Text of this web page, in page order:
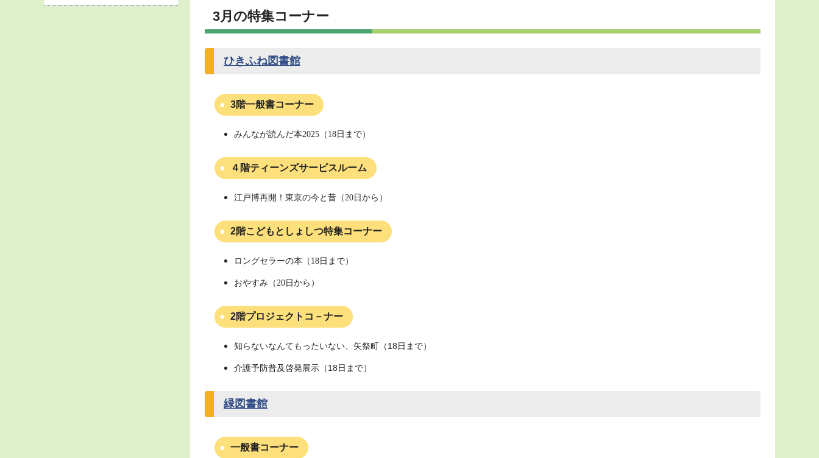
3月の特集コーナー
ひきふね図書館
3階一般書コーナー
みんなが読んだ本2025（18日まで）
４階ティーンズサービスルーム
江戸博再開！東京の今と昔（20日から）
2階こどもとしょしつ特集コーナー
ロングセラーの本（18日まで）
おやすみ（20日から）
2階プロジェクトコ－ナー
知らないなんてもったいない、矢祭町（18日まで）
介護予防普及啓発展示（18日まで）
緑図書館
一般書コーナー